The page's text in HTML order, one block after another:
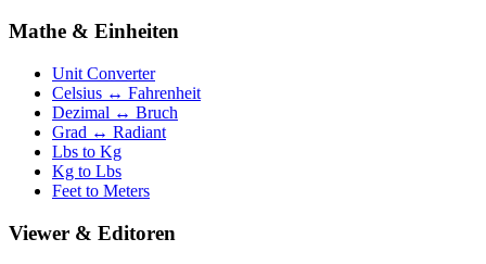
Mathe & Einheiten
Unit Converter
Celsius ↔ Fahrenheit
Dezimal ↔ Bruch
Grad ↔ Radiant
Lbs to Kg
Kg to Lbs
Feet to Meters
Viewer & Editoren